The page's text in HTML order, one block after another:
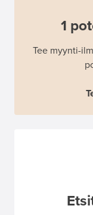
1
Tee myynti-